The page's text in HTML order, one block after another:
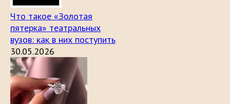
Что такое «Золотая
пятерка» театральных
вузов: как в них поступить
30.05.2026